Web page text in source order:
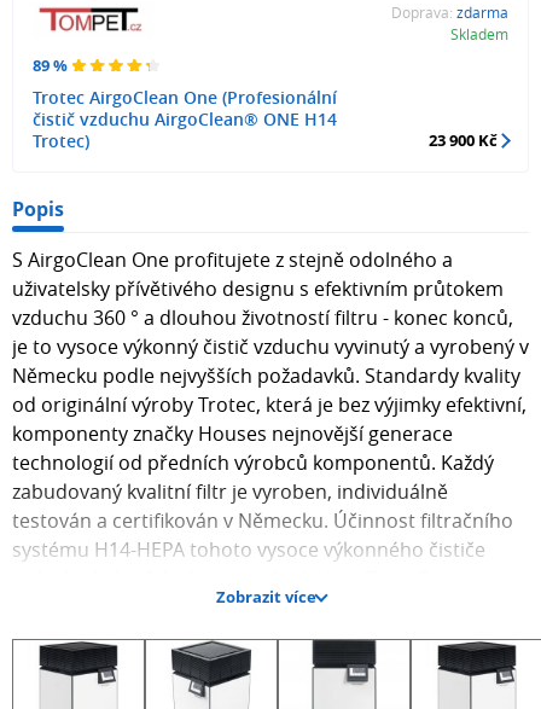
89 %
Trotec AirgoClean One (Profesionální
čistič vzduchu AirgoClean® ONE H14
Trotec)
Doprava: zdarma
Skladem
23 900 Kč
Popis
S AirgoClean One profitujete z stejně odolného a
uživatelsky přívětivého designu s efektivním průtokem
vzduchu 360 ° a dlouhou životností filtru - konec konců,
je to vysoce výkonný čistič vzduchu vyvinutý a vyrobený v
Německu podle nejvyšších požadavků. Standardy kvality
od originální výroby Trotec, která je bez výjimky efektivní,
komponenty značky Houses nejnovější generace
technologií od předních výrobců komponentů. Každý
zabudovaný kvalitní filtr je vyroben, individuálně
testován a certifikován v Německu. Účinnost filtračního
systému H14-HEPA tohoto vysoce výkonného čističe
odstraňuje ze vzduchu 99,995% všech znečišťujících látek
ve vzduchu do velikosti 0,1 mikrometru:
Bakterie Těkavé organické látky Roztoči Domácí prach
Spóry plísní Zvířecí srst Tuhé částice Pyl Pachy zvířat
Zobrazit více